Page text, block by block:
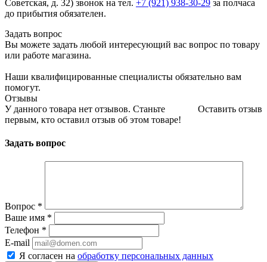
Советская, д. 32) звонок на тел. +7 (921) 938-30-29 за полчаса
до прибытия обязателен.
Задать вопрос
Вы можете задать любой интересующий вас вопрос по товару
или работе магазина.
Наши квалифицированные специалисты обязательно вам
помогут.
Отзывы
Оставить отзыв
У данного товара нет отзывов. Станьте
первым, кто оставил отзыв об этом товаре!
Задать вопрос
Вопрос *
Ваше имя *
Телефон *
E-mail
Я согласен на обработку персональных данных